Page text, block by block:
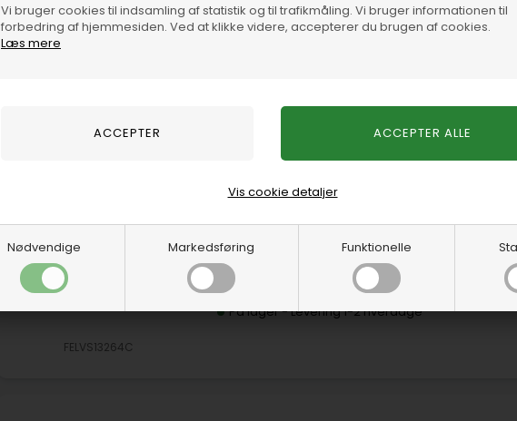
Vi bruger cookies til indsamling af statistik og til trafikmåling. Vi bruger informationen til
forbedring af hjemmesiden. Ved at klikke videre, accepterer du brugen af cookies.
Læs mere
Nødvendige Markedsføring Funktionelle
Vis cookie detaljer
Indsugningspakninger Ford 5,0/5,8
FELVS13264C
Ventildækselpakningssæt, Ford 5,0/
m/stål ventil dæksler
Ventildækselpakningssæt, Ford 5,0/5,8 m/stål
På lager-Levering 1-2 hverdage